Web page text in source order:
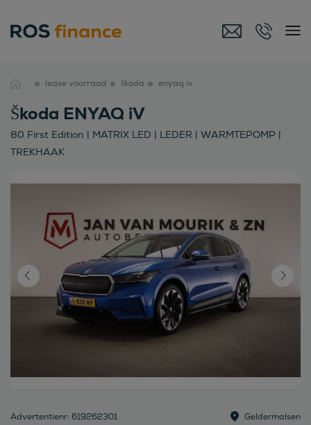
lease voorraad škoda enyaq iv
Škoda ENYAQ iV
80 First Edition | MATRIX LED | LEDER | WARMTEPOMP |
TREKHAAK
Advertentienr: 619262301
Geldermalsen